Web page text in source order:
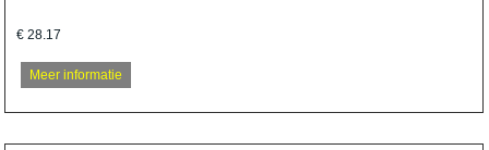
€ 28.17
Meer informatie